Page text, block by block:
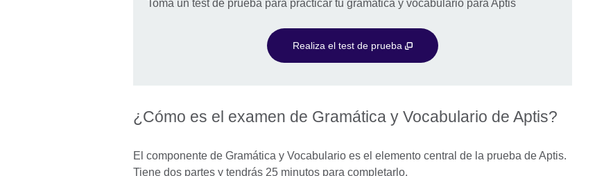
Toma un test de prueba para practicar tu grámatica y vocabulario para Aptis
Realiza el test de prueba
¿Cómo es el examen de Gramática y Vocabulario de Aptis?
El componente de Gramática y Vocabulario es el elemento central de la prueba de Aptis.
Tiene dos partes y tendrás 25 minutos para completarlo.